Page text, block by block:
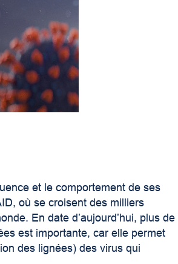
et le comportement de ses
où se croisent des milliers
En date d’aujourd’hui, plus de
est importante, car elle permet
des lignées) des virus qui